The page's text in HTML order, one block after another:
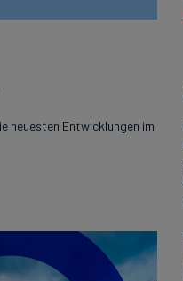
neuesten Entwicklungen im